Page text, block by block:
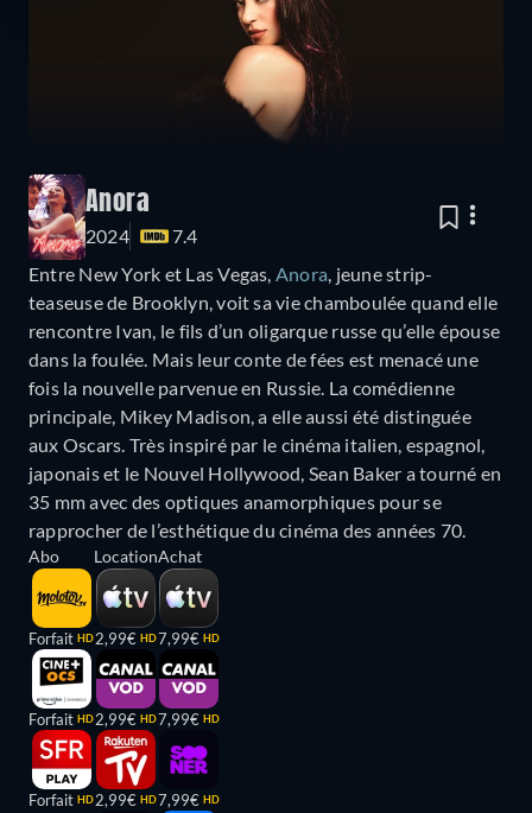
Anora
2024
7.4
Entre New York et Las Vegas, Anora, jeune strip-
teaseuse de Brooklyn, voit sa vie chamboulée quand elle
rencontre Ivan, le fils d’un oligarque russe qu’elle épouse
dans la foulée. Mais leur conte de fées est menacé une
fois la nouvelle parvenue en Russie. La comédienne
principale, Mikey Madison, a elle aussi été distinguée
aux Oscars. Très inspiré par le cinéma italien, espagnol,
japonais et le Nouvel Hollywood, Sean Baker a tourné en
35 mm avec des optiques anamorphiques pour se
rapprocher de l’esthétique du cinéma des années 70.
Abo
Forfait HD
Forfait HD
Forfait HD
Location
2,99€ HD
2,99€ HD
2,99€ HD
Achat
7,99€ HD
7,99€ HD
7,99€ HD